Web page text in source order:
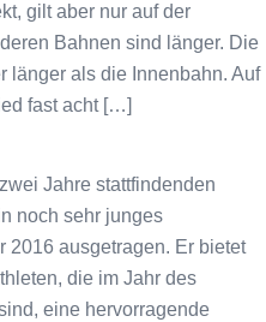
gilt aber nur auf der
Bahnen sind länger. Die
länger als die Innenbahn. Auf
fast acht […]
Jahre stattfindenden
noch sehr junges
2016 ausgetragen. Er bietet
die im Jahr des
eine hervorragende